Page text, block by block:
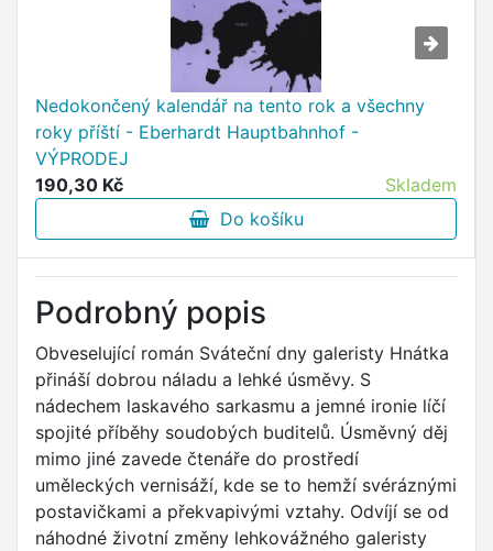
Nedokončený kalendář na tento rok a všechny
roky příští - Eberhardt Hauptbahnhof -
VÝPRODEJ
190,30 Kč
Skladem
Do košíku
Podrobný popis
Obveselující román Sváteční dny galeristy Hnátka
přináší dobrou náladu a lehké úsměvy. S
nádechem laskavého sarkasmu a jemné ironie líčí
spojité příběhy soudobých buditelů. Úsměvný děj
mimo jiné zavede čtenáře do prostředí
uměleckých vernisáží, kde se to hemží svéráznými
postavičkami a překvapivými vztahy. Odvíjí se od
náhodné životní změny lehkovážného galeristy